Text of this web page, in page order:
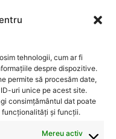
tehnologii, cum ar fi
despre dispozitive.
permite să procesăm date,
uri unice pe acest site.
consimțământul dat poate
funcționalități și funcții.
Mereu activ